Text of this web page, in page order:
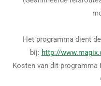
Het programma dient
bij: http://
Kosten van dit programma